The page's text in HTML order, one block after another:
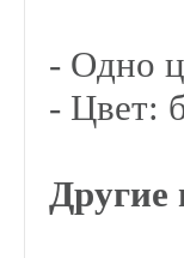
- Одно
- Цвет:
Другие